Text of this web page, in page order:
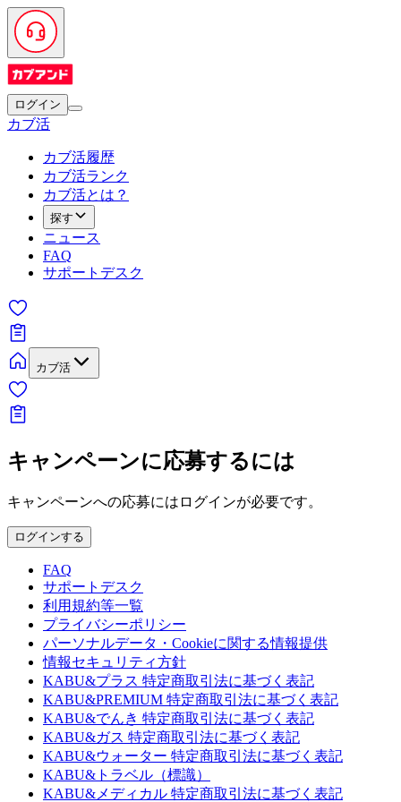
ログイン
カブ活
カブ活履歴
カブ活ランク
カブ活とは？
探す
ニュース
FAQ
サポートデスク
カブ活
キャンペーンに応募するには
キャンペーンへの応募にはログインが必要です。
ログインする
FAQ
サポートデスク
利用規約等一覧
プライバシーポリシー
パーソナルデータ・Cookieに関する情報提供
情報セキュリティ方針
KABU&プラス 特定商取引法に基づく表記
KABU&PREMIUM 特定商取引法に基づく表記
KABU&でんき 特定商取引法に基づく表記
KABU&ガス 特定商取引法に基づく表記
KABU&ウォーター 特定商取引法に基づく表記
KABU&トラベル（標識）
KABU&メディカル 特定商取引法に基づく表記